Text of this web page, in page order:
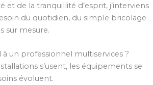
et de la tranquillité d’esprit, j’interviens
du quotidien, du simple bricolage
sur mesure.
un professionnel multiservices ?
s’usent, les équipements se
évoluent.